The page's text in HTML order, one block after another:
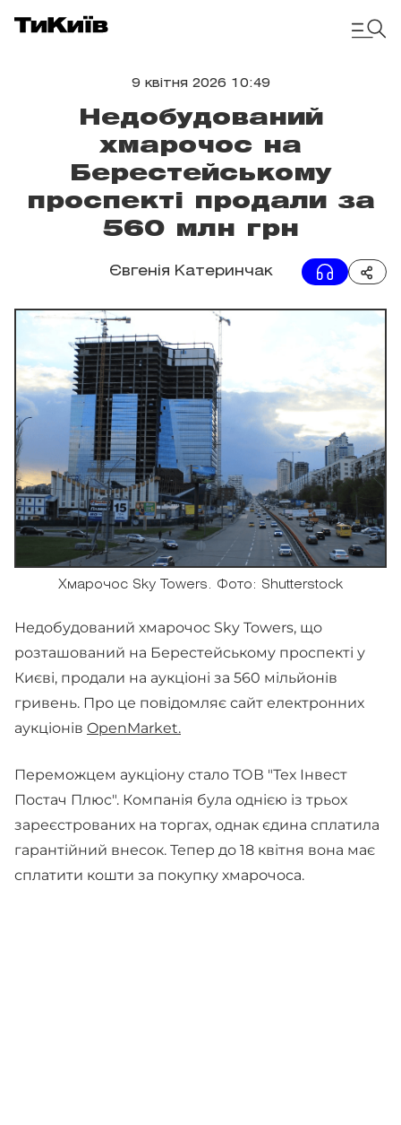
9 квітня 2026 10:49
Недобудований
хмарочос на
Берестейському
проспекті продали за
560 млн грн
Євгенія Катеринчак
Хмарочос Sky Towers. Фото: Shutterstock
Недобудований хмарочос Sky Towers, що
розташований на Берестейському проспекті у
Києві, продали на аукціоні за 560 мільйонів
гривень. Про це повідомляє сайт електронних
аукціонів OpenMarket.
Переможцем аукціону стало ТОВ "Тех Інвест
Постач Плюс". Компанія була однією із трьох
зареєстрованих на торгах, однак єдина сплатила
гарантійний внесок. Тепер до 18 квітня вона має
сплатити кошти за покупку хмарочоса.